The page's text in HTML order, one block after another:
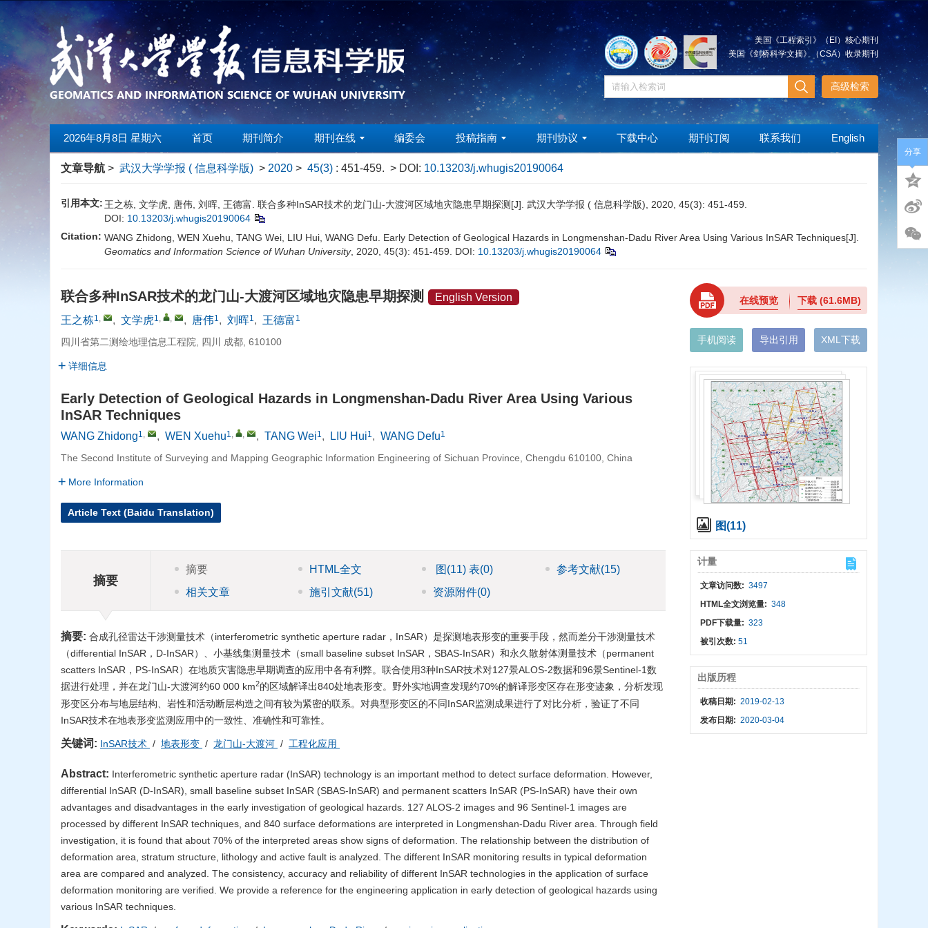
美国《工程索引》（EI）核心期刊
美国《剑桥科学文摘》（CSA）收录期刊
高级检索
2026年8月8日 星期六 首页 期刊简介 期刊在线 编委会 投稿指南 期刊协议 下载中心 期刊订阅 联系我们 English
文章导航 > 武汉大学学报 ( 信息科学版) > 2020 > 45(3) : 451-459. > DOI: 10.13203/j.whugis20190064
引用本文: 王之栋, 文学虎, 唐伟, 刘晖, 王德富. 联合多种InSAR技术的龙门山-大渡河区域地灾隐患早期探测[J]. 武汉大学学报 ( 信息科学版), 2020, 45(3): 451-459.
DOI: 10.13203/j.whugis20190064
Citation: WANG Zhidong, WEN Xuehu, TANG Wei, LIU Hui, WANG Defu. Early Detection of Geological Hazards in Longmenshan-Dadu River Area Using Various InSAR Techniques[J].
Geomatics and Information Science of Wuhan University, 2020, 45(3): 451-459. DOI: 10.13203/j.whugis20190064
联合多种InSAR技术的龙门山-大渡河区域地灾隐患早期探测
English Version
王之栋1, , 文学虎1, , , 唐伟1, 刘晖1, 王德富 1
四川省第二测绘地理信息工程院, 四川 成都, 610100
详细信息
Early Detection of Geological Hazards in Longmenshan-Dadu River Area Using Various
InSAR Techniques
WANG Zhidong1, , WEN Xuehu1, , , TANG Wei1, LIU Hui1, WANG Defu1
The Second Institute of Surveying and Mapping Geographic Information Engineering of Sichuan Province, Chengdu 610100, China
More Information
Article Text (Baidu Translation)
摘要
摘要 HTML全文 图 (11) 表(0) 参考文献(15)
相关文章
施引文献(51) 资源附件(0)
摘要: 合成孔径雷达干涉测量技术（interferometric synthetic aperture radar，InSAR）是探测地表形变的重要手段，然而差分干涉测量技术
（differential InSAR，D-InSAR）、小基线集测量技术（small baseline subset InSAR，SBAS-InSAR）和永久散射体测量技术（permanent
scatters InSAR，PS-InSAR）在地质灾害隐患早期调查的应用中各有利弊。联合使用3种InSAR技术对127景ALOS-2数据和96景Sentinel-1数
据进行处理，并在龙门山-大渡河约60 000 km2的区域解译出840处地表形变。野外实地调查发现约70%的解译形变区存在形变迹象，分析发现
形变区分布与地层结构、岩性和活动断层构造之间有较为紧密的联系。对典型形变区的不同InSAR监测成果进行了对比分析，验证了不同
InSAR技术在地表形变监测应用中的一致性、准确性和可靠性。
关键词: InSAR技术 / 地表形变 / 龙门山-大渡河 / 工程化应用
Abstract: Interferometric synthetic aperture radar (InSAR) technology is an important method to detect surface deformation. However,
differential InSAR (D-InSAR), small baseline subset InSAR (SBAS-InSAR) and permanent scatters InSAR (PS-InSAR) have their own
advantages and disadvantages in the early investigation of geological hazards. 127 ALOS-2 images and 96 Sentinel-1 images are
processed by different InSAR techniques, and 840 surface deformations are interpreted in Longmenshan-Dadu River area. Through field
investigation, it is found that about 70% of the interpreted areas show signs of deformation. The relationship between the distribution of
deformation area, stratum structure, lithology and active fault is analyzed. The different InSAR monitoring results in typical deformation
area are compared and analyzed. The consistency, accuracy and reliability of different InSAR technologies in the application of surface
deformation monitoring are verified. We provide a reference for the engineering application in early detection of geological hazards using
various InSAR techniques.
在线预览 下载(61.6MB)
手机阅读 导出引用 XML下载
图(11)
计量
文章访问数: 3497
HTML全文浏览量: 348
PDF下载量: 323
被引次数:51
出版历程
收稿日期: 2019-02-13
发布日期: 2020-03-04
分享